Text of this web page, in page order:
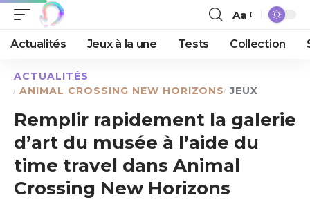
Aa
Actualités Jeux à la une Tests Collection
ACTUALITÉS
ANIMAL CROSSING NEW HORIZONS JEUX
Remplir rapidement la galerie
d’art du musée à l’aide du
time travel dans Animal
Crossing New Horizons